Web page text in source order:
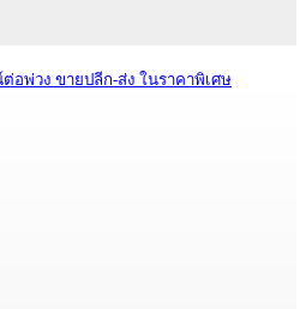
อพ่วง ขายปลีก-ส่ง ในราคาพิเศษ